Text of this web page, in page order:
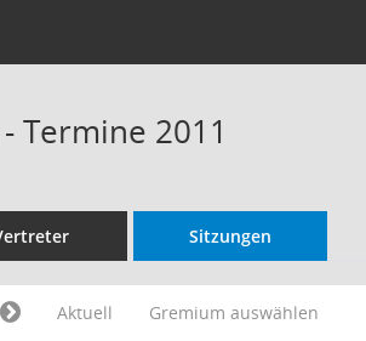
Termine 2011
Sitzungen
Aktuell Gremium auswählen